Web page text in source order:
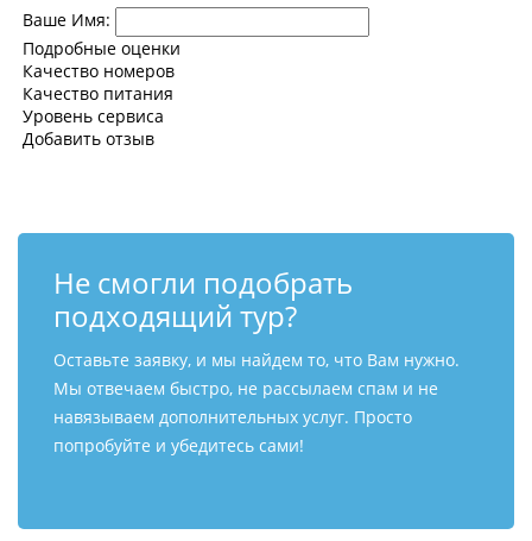
Ваше Имя:
Подробные оценки
Качество номеров
Качество питания
Уровень сервиса
Добавить отзыв
Не смогли подобрать
подходящий тур?
Оставьте заявку, и мы найдем то, что Вам нужно.
Мы отвечаем быстро, не рассылаем спам и не
навязываем дополнительных услуг. Просто
попробуйте и убедитесь сами!